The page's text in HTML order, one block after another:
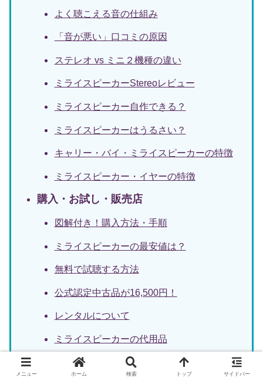
よく聴こえる音の仕組み
「音が悪い」口コミの原因
ステレオ vs ミニ２機種の違い
ミライスピーカーStereoレビュー
ミライスピーカー自作できる？
ミライスピーカーはうるさい？
キャリー・バイ・ミライスピーカーの特徴
ミライスピーカー・イヤーの特徴
購入・お試し・販売店
図解付き！購入方法・手順
ミライスピーカーの最安値は？
無料で試聴する方法
公式認定中古品が16,500円！
レンタルについて
ミライスピーカーの代用品
販売中の家電量販店一覧
メニュー ホーム 検索 トップ サイドバー